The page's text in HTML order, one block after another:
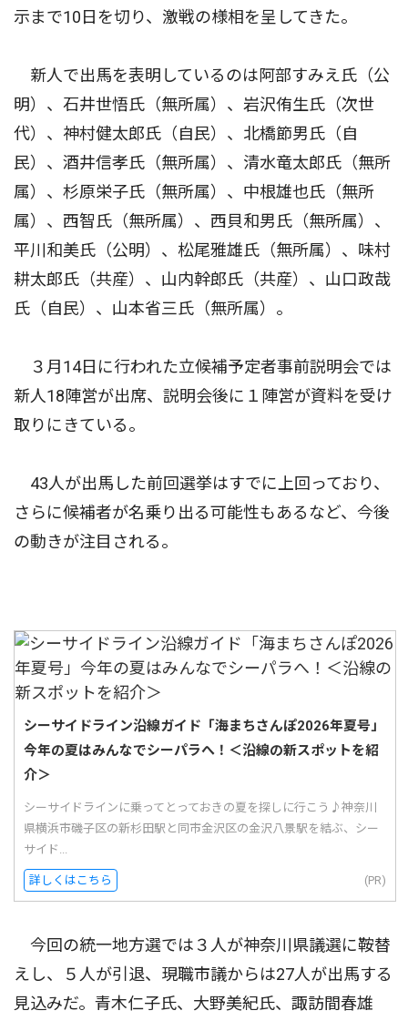
示まで10日を切り、激戦の様相を呈してきた。
新人で出馬を表明しているのは阿部すみえ氏（公
明）、石井世悟氏（無所属）、岩沢侑生氏（次世
代）、神村健太郎氏（自民）、北橋節男氏（自
民）、酒井信孝氏（無所属）、清水竜太郎氏（無所
属）、杉原栄子氏（無所属）、中根雄也氏（無所
属）、西智氏（無所属）、西貝和男氏（無所属）、
平川和美氏（公明）、松尾雅雄氏（無所属）、味村
耕太郎氏（共産）、山内幹郎氏（共産）、山口政哉
氏（自民）、山本省三氏（無所属）。
３月14日に行われた立候補予定者事前説明会では
新人18陣営が出席、説明会後に１陣営が資料を受け
取りにきている。
43人が出馬した前回選挙はすでに上回っており、
さらに候補者が名乗り出る可能性もあるなど、今後
の動きが注目される。
シーサイドライン沿線ガイド「海まちさんぽ2026年夏号」
今年の夏はみんなでシーパラへ！＜沿線の新スポットを紹
介＞
シーサイドラインに乗ってとっておきの夏を探しに行こう♪神奈川
県横浜市磯子区の新杉田駅と同市金沢区の金沢八景駅を結ぶ、シー
サイド...
詳しくはこちら (PR)
今回の統一地方選では３人が神奈川県議選に鞍替
えし、５人が引退、現職市議からは27人が出馬する
見込みだ。青木仁子氏、大野美紀氏、諏訪間春雄